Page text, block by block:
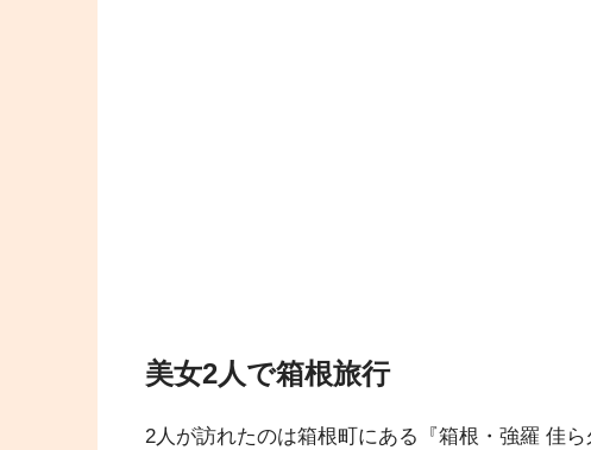
美女2人で箱根旅行
2人が訪れたのは箱根町にある『箱根・強羅 佳